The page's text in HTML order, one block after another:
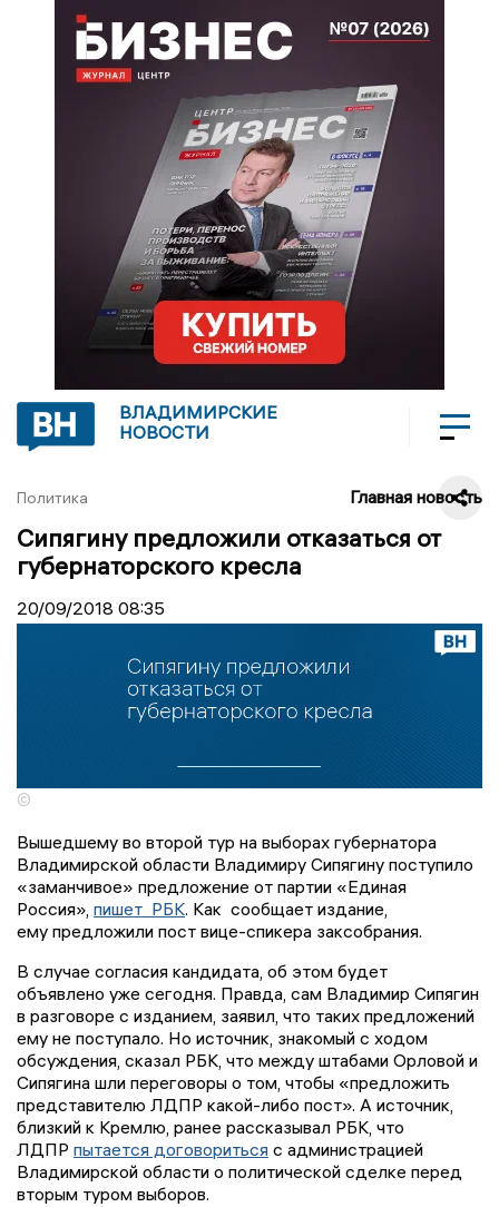
ВЛАДИМИРСКИЕ
НОВОСТИ
Политика Главная новость
Сипягину предложили отказаться от
губернаторского кресла
20/09/2018 08:35
©
Вышедшему во второй тур на выборах губернатора
Владимирской области Владимиру Сипягину поступило
«заманчивое» предложение от партии «Единая
Россия», пишет РБК. Как сообщает издание,
ему предложили пост вице-спикера заксобрания.
В случае согласия кандидата, об этом будет
объявлено уже сегодня. Правда, сам Владимир Сипягин
в разговоре с изданием, заявил, что таких предложений
ему не поступало. Но источник, знакомый с ходом
обсуждения, сказал РБК, что между штабами Орловой и
Сипягина шли переговоры о том, чтобы «предложить
представителю ЛДПР какой-либо пост». А источник,
близкий к Кремлю, ранее рассказывал РБК, что
ЛДПР пытается договориться с администрацией
Владимирской области о политической сделке перед
вторым туром выборов.